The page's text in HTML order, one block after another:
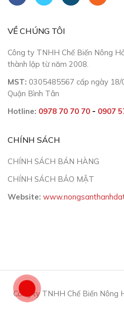
VỀ CHÚNG TÔI
Công ty TNHH Chế Biến Nông
thành lập từ năm 2008.
MST: 0305485567 cấp ngày 18/
Quận Bình Tân
Hotline: 0978 70 70 70 - 0907
CHÍNH SÁCH
CHÍNH SÁCH BÁN HÀNG
CHÍNH SÁCH BẢO MẬT
Website:
Công ty TNHH Chế Biến